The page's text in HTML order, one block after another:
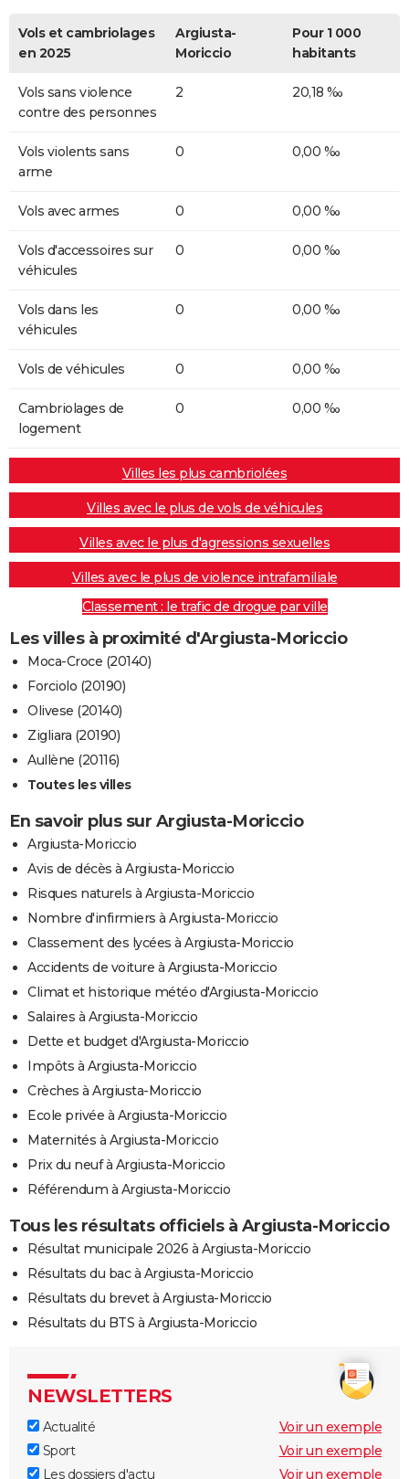
Vols et cambriolages
en 2025
Argiusta-
Moriccio
Pour 1 000
habitants
Vols sans violence
contre des personnes
2 20,18 ‰
Vols violents sans
arme
0 0,00 ‰
Vols avec armes 0 0,00 ‰
Vols d'accessoires sur
véhicules
0 0,00 ‰
Vols dans les
véhicules
0 0,00 ‰
Vols de véhicules 0 0,00 ‰
Cambriolages de
logement
0 0,00 ‰
Villes les plus cambriolées
Villes avec le plus de vols de véhicules
Villes avec le plus d'agressions sexuelles
Villes avec le plus de violence intrafamiliale
Classement : le trafic de drogue par ville
Les villes à proximité d'Argiusta-Moriccio
Moca-Croce (20140)
Forciolo (20190)
Olivese (20140)
Zigliara (20190)
Aullène (20116)
Toutes les villes
En savoir plus sur Argiusta-Moriccio
Argiusta-Moriccio
Avis de décès à Argiusta-Moriccio
Risques naturels à Argiusta-Moriccio
Nombre d'infirmiers à Argiusta-Moriccio
Classement des lycées à Argiusta-Moriccio
Accidents de voiture à Argiusta-Moriccio
Climat et historique météo d'Argiusta-Moriccio
Salaires à Argiusta-Moriccio
Dette et budget d'Argiusta-Moriccio
Impôts à Argiusta-Moriccio
Crèches à Argiusta-Moriccio
Ecole privée à Argiusta-Moriccio
Maternités à Argiusta-Moriccio
Prix du neuf à Argiusta-Moriccio
Référendum à Argiusta-Moriccio
Tous les résultats officiels à Argiusta-Moriccio
Résultat municipale 2026 à Argiusta-Moriccio
Résultats du bac à Argiusta-Moriccio
Résultats du brevet à Argiusta-Moriccio
Résultats du BTS à Argiusta-Moriccio
NEWSLETTERS
Actualité
Voir un exemple
Sport
Voir un exemple
Les dossiers d'actu
Voir un exemple